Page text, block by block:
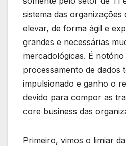
sistema das organizações
elevar, de forma ágil e
grandes e necessárias
mercadológicas. É
processamento de dados
impulsionado e ganho o
devido para compor as
core business das
Primeiro, vimos o limiar